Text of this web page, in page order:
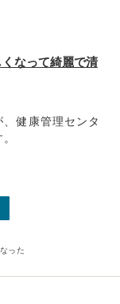
なって綺麗で清
健康管理センタ
った